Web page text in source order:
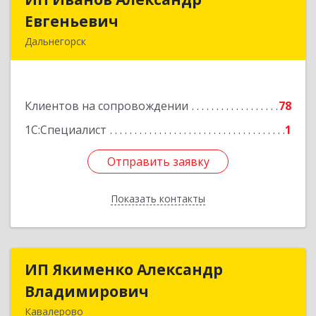
Евгеньевич
Дальнегорск
Клиентов на сопровождении
78
1С:Специалист
1
Отправить заявку
Показать контакты
Подробнее
Отправить заявку
Назад
ИП Якименко Александр
Владимирович
Кавалерово
ИП Якименко Александр